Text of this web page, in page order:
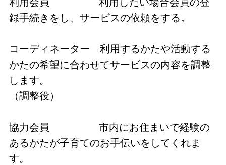
録手続きをし、サービスの依頼をする。
コーディネーター 利用するかたや活動する
かたの希望に合わせてサービスの内容を調整
します。
（調整役）
協力会員 市内にお住まいで経験の
あるかたが子育てのお手伝いをしてくれま
す。